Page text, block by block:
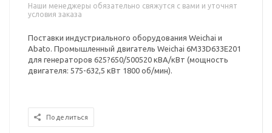
Наши менеджеры обязательно свяжутся с вами и уточнят
условия заказа
Поставки индустриального оборудования Weichai и
Abato. Промышленный двигатель Weichai 6M33D633E201
для генераторов 625?650/500520 кВА/кВт (мощность
двигателя: 575-632,5 кВт 1800 об/мин).
Поделиться